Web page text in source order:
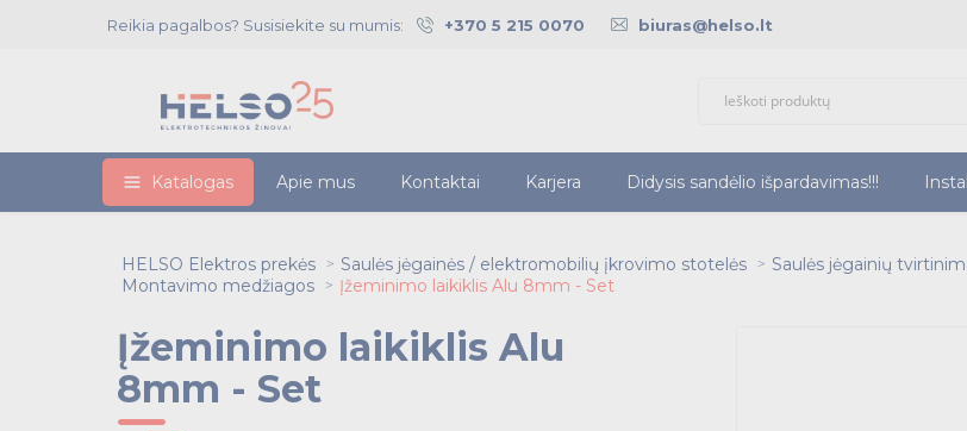
Reikia pagalbos? Susisiekite su mumis: +370 5 215 0070 biuras@helso.lt
Katalogas Apie mus Kontaktai Karjera Didysis sandėlio išpardavimas!!!
HELSO Elektros prekės Saulės jėgainės / elektromobilių įkrovimo stotelės Saulės jėgainių
Montavimo medžiagos
Įžeminimo laikiklis Alu 8mm - Set
Įžeminimo laikiklis Alu
8mm - Set